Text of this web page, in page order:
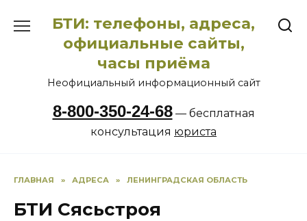
содержанию
БТИ: телефоны, адреса,
официальные сайты,
часы приёма
Неофициальный информационный сайт
8-800-350-24-68— бесплатная
консультация юриста
ГЛАВНАЯ » АДРЕСА » ЛЕНИНГРАДСКАЯ ОБЛАСТЬ
БТИ Сясьстроя